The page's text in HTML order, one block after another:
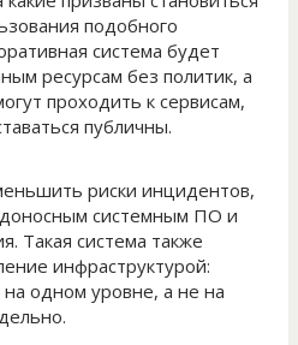
подобного
система будет
ресурсам без политик, а
проходить к сервисам,
публичны.
риски инцидентов,
системным ПО и
Такая система также
инфраструктурой:
одном уровне, а не на